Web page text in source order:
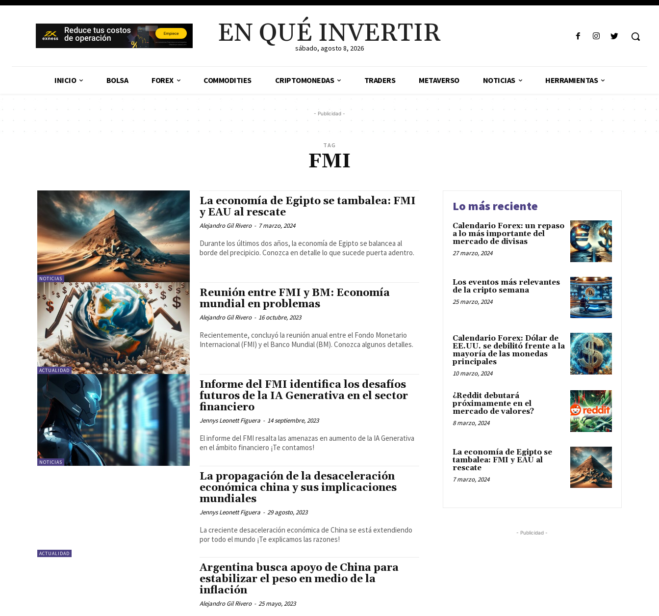
EN QUÉ INVERTIR
sábado, agosto 8, 2026
INICIO BOLSA FOREX COMMODITIES CRIPTOMONEDAS TRADERS METAVERSO NOTICIAS HERRAMIENTAS
- Publicidad -
TAG
FMI
NOTICIAS
La economía de Egipto se tambalea: FMI
y EAU al rescate
Alejandro Gil Rivero - 7 marzo, 2024
Durante los últimos dos años, la economía de Egipto se balancea al
borde del precipicio. Conozca en detalle lo que sucede puerta adentro.
ACTUALIDAD
Reunión entre FMI y BM: Economía
mundial en problemas
Alejandro Gil Rivero - 16 octubre, 2023
Recientemente, concluyó la reunión anual entre el Fondo Monetario
Internacional (FMI) y el Banco Mundial (BM). Conozca algunos detalles.
NOTICIAS
Informe del FMI identifica los desafíos
futuros de la IA Generativa en el sector
financiero
Jennys Leonett Figuera - 14 septiembre, 2023
El informe del FMI resalta las amenazas en aumento de la IA Generativa
en el ámbito financiero ¡Te contamos!
ACTUALIDAD
La propagación de la desaceleración
económica china y sus implicaciones
mundiales
Jennys Leonett Figuera - 29 agosto, 2023
La creciente desaceleración económica de China se está extendiendo
por todo el mundo ¡Te explicamos las razones!
Argentina busca apoyo de China para
estabilizar el peso en medio de la
inflación
Alejandro Gil Rivero - 25 mayo, 2023
Lo más reciente
Calendario Forex: un repaso
a lo más importante del
mercado de divisas
27 marzo, 2024
Los eventos más relevantes
de la cripto semana
25 marzo, 2024
Calendario Forex: Dólar de
EE.UU. se debilitó frente a la
mayoría de las monedas
principales
10 marzo, 2024
¿Reddit debutará
próximamente en el
mercado de valores?
8 marzo, 2024
La economía de Egipto se
tambalea: FMI y EAU al
rescate
7 marzo, 2024
- Publicidad -